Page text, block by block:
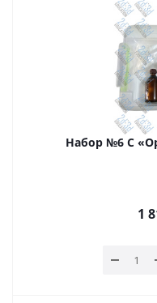
Набор №6 С
1